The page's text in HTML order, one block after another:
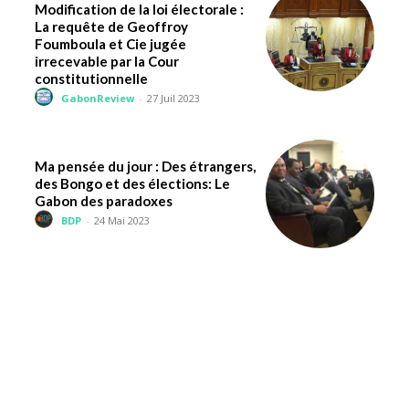
Modification de la loi électorale :
La requête de Geoffroy
Foumboula et Cie jugée
irrecevable par la Cour
constitutionnelle
GabonReview - 27 Juil 2023
Ma pensée du jour : Des étrangers,
des Bongo et des élections: Le
Gabon des paradoxes
BDP - 24 Mai 2023